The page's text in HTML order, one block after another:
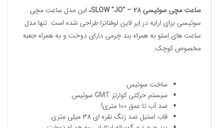
ساعت مچی سوئیسی SLOW "JO" – 28 ، اینمدل ساعت مچی
سوئیسی برای ارایه دراِیر لاین لوفتانزاطراحی شده است. تنها مدل
ساعت های اِسلو به همراه بند چرمی دارای دوخت و به همراه جعبه
مخصوص کوچک.
ساخت سوئیس.
سیستم حرکتی کوارتز GMT سوئیس.
ضد آب تا عمق 100 متری!
قاب استیل ضد زنگ نقره ای 38 میلی متری.